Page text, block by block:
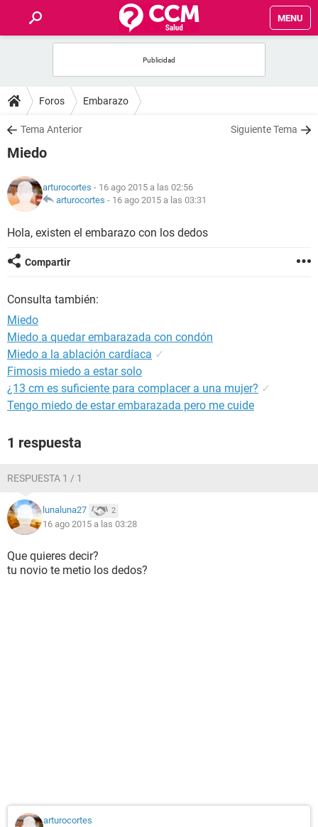
MENU
FOROS
SALUD
NUTRICIÓN
BIENESTAR
SEXUALIDAD
Foros Embarazo
Tema Anterior Siguiente Tema
Miedo
arturocortes - 16 ago 2015 a las 02:56
arturocortes - 16 ago 2015 a las 03:31
Hola, existen el embarazo con los dedos
Compartir
Consulta también:
Miedo
Miedo a quedar embarazada con condón
Miedo a la ablación cardíaca ✓
Fimosis miedo a estar solo
¿13 cm es suficiente para complacer a una mujer? ✓
Tengo miedo de estar embarazada pero me cuide
1 respuesta
RESPUESTA 1 / 1
lunaluna27 2
16 ago 2015 a las 03:28
Que quieres decir?
tu novio te metio los dedos?
arturocortes